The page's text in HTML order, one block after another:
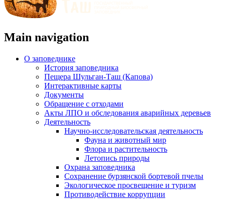
Main navigation
О заповеднике
История заповедника
Пещера Шульган-Таш (Капова)
Интерактивные карты
Документы
Обращение с отходами
Акты ЛПО и обследования аварийных деревьев
Деятельность
Научно-исследовательская деятельность
Фауна и животный мир
Флора и растительность
Летопись природы
Охрана заповедника
Сохранение бурзянской бортевой пчелы
Экологическое просвещение и туризм
Противодействие коррупции